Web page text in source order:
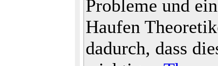
Probleme und ein
Haufen
dadurch, dass